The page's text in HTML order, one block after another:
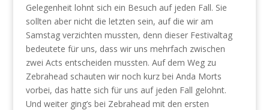
Gelegenheit lohnt sich ein Besuch auf jeden Fall. Sie
sollten aber nicht die letzten sein, auf die wir am
Samstag verzichten mussten, denn dieser Festivaltag
bedeutete für uns, dass wir uns mehrfach zwischen
zwei Acts entscheiden mussten. Auf dem Weg zu
Zebrahead schauten wir noch kurz bei Anda Morts
vorbei, das hatte sich für uns auf jeden Fall gelohnt.
Und weiter ging’s bei Zebrahead mit den ersten